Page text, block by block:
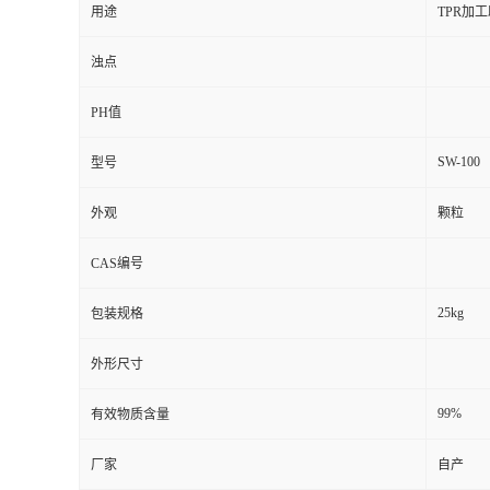
用途 TPR加
浊点
PH值
型号 SW-100
外观 颗粒
CAS编号
包装规格 25kg
外形尺寸
有效物质含量 99%
厂家 自产